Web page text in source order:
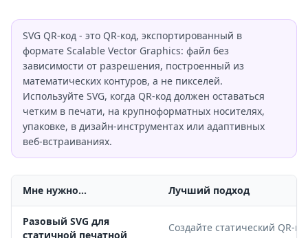
SVG QR-код - это QR-код, экспортированный в
формате Scalable Vector Graphics: файл без
зависимости от разрешения, построенный из
математических контуров, а не пикселей.
Используйте SVG, когда QR-код должен оставаться
четким в печати, на крупноформатных носителях,
упаковке, в дизайн-инструментах или адаптивных
веб-встраиваниях.
Мне нужно... Лучший подход
Разовый SVG для
статичной печатной
Создайте статический QR-